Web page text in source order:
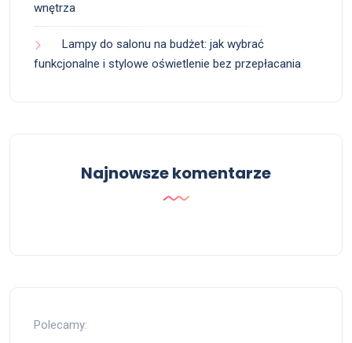
wnętrza
Lampy do salonu na budżet: jak wybrać
funkcjonalne i stylowe oświetlenie bez przepłacania
Najnowsze komentarze
Polecamy: